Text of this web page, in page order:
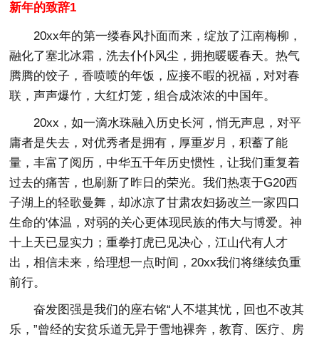
新年的致辞1
20xx年的第一缕春风扑面而来，绽放了江南梅柳，
融化了塞北冰霜，洗去仆仆风尘，拥抱暖暖春天。热气
腾腾的饺子，香喷喷的年饭，应接不暇的祝福，对对春
联，声声爆竹，大红灯笼，组合成浓浓的中国年。
20xx，如一滴水珠融入历史长河，悄无声息，对平
庸者是失去，对优秀者是拥有，厚重岁月，积蓄了能
量，丰富了阅历，中华五千年历史惯性，让我们重复着
过去的痛苦，也刷新了昨日的荣光。我们热衷于G20西
子湖上的轻歌曼舞，却冰凉了甘肃农妇扬改兰一家四口
生命的'体温，对弱的关心更体现民族的伟大与博爱。神
十上天已显实力；重拳打虎已见决心，江山代有人才
出，相信未来，给理想一点时间，20xx我们将继续负重
前行。
奋发图强是我们的座右铭“人不堪其忧，回也不改其
乐，”曾经的安贫乐道无异于雪地裸奔，教育、医疗、房